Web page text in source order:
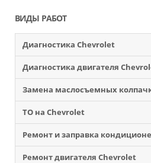
ВИДЫ РАБОТ
Диагностика Chevrolet
Диагностика двигателя
Замена маслосъемных
ТО на Chevrolet
Ремонт и заправка
Ремонт двигателя Chevrolet